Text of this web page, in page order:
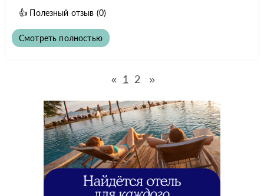
👍 Полезный отзыв (0)
Смотреть полностью
« 1 2 »